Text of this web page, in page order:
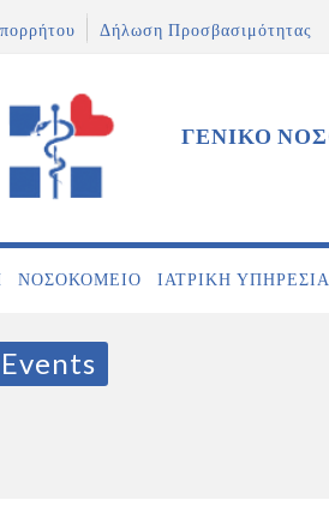
Δήλωση Προσβασιμότητας
ΓΕΝΙΚΟ
ΝΟΣΟΚΟΜΕΊΟ ΙΑΤΡΙΚΉ ΥΠΗΡΕΣΊΑ
Events